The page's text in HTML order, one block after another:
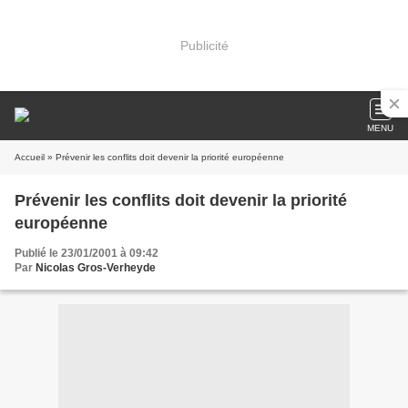
Publicité
MENU
Accueil » Prévenir les conflits doit devenir la priorité européenne
Prévenir les conflits doit devenir la priorité
européenne
Publié le 23/01/2001 à 09:42
Par Nicolas Gros-Verheyde